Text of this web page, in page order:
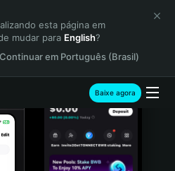
esta página em
mudar para English?
Continuar em Português (Brasil)
Baixe agora